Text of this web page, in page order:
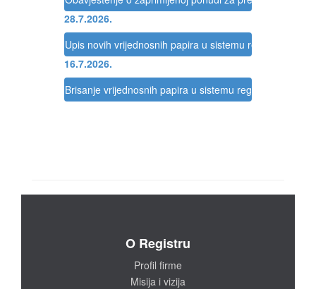
28.7.2026.
Upis novih vrijednosnih papira u sistemu registracije
16.7.2026.
Brisanje vrijednosnih papira u sistemu registracije
O Registru
Profil firme
Misija i vizija